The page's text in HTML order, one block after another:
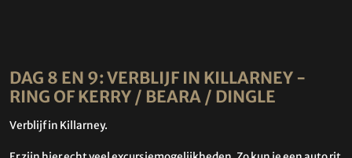
DAG 8 EN 9: VERBLIJF IN KILLARNEY -
RING OF KERRY / BEARA / DINGLE
Verblijf in Killarney.